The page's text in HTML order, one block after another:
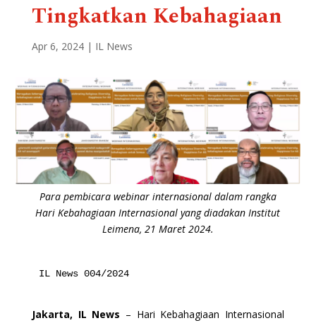
Tingkatkan Kebahagiaan
Apr 6, 2024| IL News
Para pembicara webinar internasional dalam rangka
Hari Kebahagiaan Internasional yang diadakan Institut
Leimena, 21 Maret 2024.
IL News 004/2024
Jakarta, IL News – Hari Kebahagiaan Internasional